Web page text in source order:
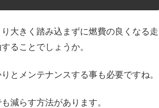
大きく踏み込まずに燃費の良くなる走
ることでしょうか。
とメンテナンスする事も必要ですね。
減らす方法があります。